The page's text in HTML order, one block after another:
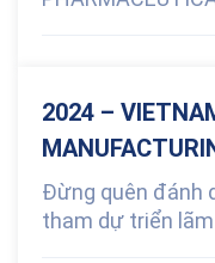
2024 –
Đừng quên đánh
tham dự triển lãm